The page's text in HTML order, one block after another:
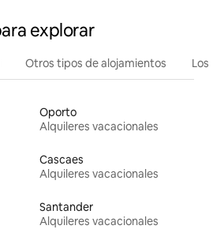
explorar
Otros tipos de alojamientos
Oporto
Alquileres vacacionales
Cascaes
Alquileres vacacionales
Santander
Alquileres vacacionales